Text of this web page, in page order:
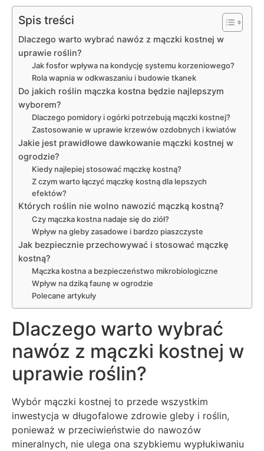
Spis treści
Dlaczego warto wybrać nawóz z mączki kostnej w
uprawie roślin?
Jak fosfor wpływa na kondycję systemu korzeniowego?
Rola wapnia w odkwaszaniu i budowie tkanek
Do jakich roślin mączka kostna będzie najlepszym
wyborem?
Dlaczego pomidory i ogórki potrzebują mączki kostnej?
Zastosowanie w uprawie krzewów ozdobnych i kwiatów
Jakie jest prawidłowe dawkowanie mączki kostnej w
ogrodzie?
Kiedy najlepiej stosować mączkę kostną?
Z czym warto łączyć mączkę kostną dla lepszych
efektów?
Których roślin nie wolno nawozić mączką kostną?
Czy mączka kostna nadaje się do ziół?
Wpływ na gleby zasadowe i bardzo piaszczyste
Jak bezpiecznie przechowywać i stosować mączkę
kostną?
Mączka kostna a bezpieczeństwo mikrobiologiczne
Wpływ na dziką faunę w ogrodzie
Polecane artykuły
Dlaczego warto wybrać
nawóz z mączki kostnej w
uprawie roślin?
Wybór mączki kostnej to przede wszystkim
inwestycja w długofalowe zdrowie gleby i roślin,
ponieważ w przeciwieństwie do nawozów
mineralnych, nie ulega ona szybkiemu wypłukiwaniu